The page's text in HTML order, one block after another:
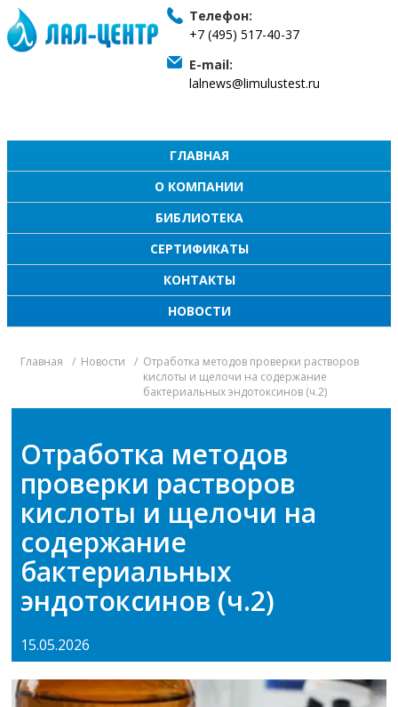
Телефон:
+7 (495) 517-40-37
E-mail:
lalnews@limulustest.ru
ГЛАВНАЯ
О КОМПАНИИ
БИБЛИОТЕКА
СЕРТИФИКАТЫ
КОНТАКТЫ
НОВОСТИ
Главная Новости
Отработка методов проверки растворов
кислоты и щелочи на содержание
бактериальных эндотоксинов (ч.2)
Отработка методов
проверки растворов
кислоты и щелочи на
содержание
бактериальных
эндотоксинов (ч.2)
15.05.2026